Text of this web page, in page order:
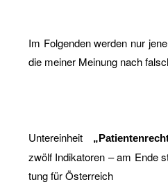
Im Fol­gen­den wer­den nur
die mei­ner Mei­nung nach
Un­ter­ein­heit
zwölf In­di­ka­to­ren – am Ende
tung für Ös­ter­reich